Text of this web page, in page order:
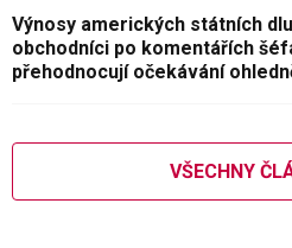
Výnosy amerických státních
obchodníci po komentářích
přehodnocují očekávání
VŠECHNY